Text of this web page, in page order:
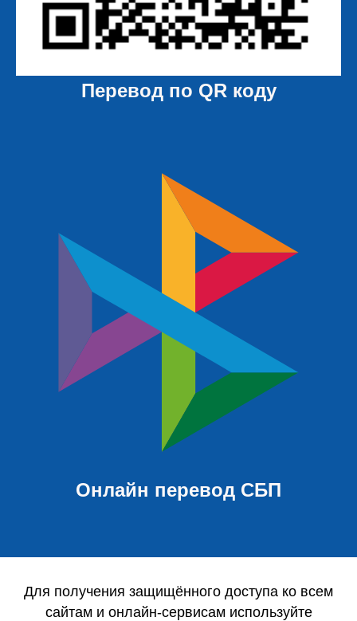
Перевод по QR коду
Онлайн перевод СБП
Для получения защищённого доступа ко всем
сайтам и онлайн-сервисам используйте